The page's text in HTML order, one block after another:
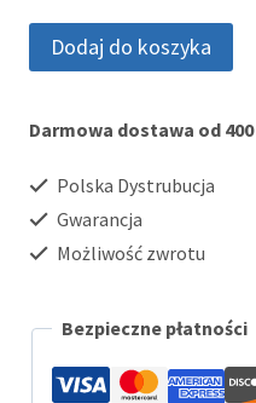
wynosiła:
229.00 zł.
ilość
800H
Dodaj do koszyka
Darmowa dostawa od 400
Polska Dystrubucja
Gwarancja
Możliwość zwrotu
Bezpieczne płatności